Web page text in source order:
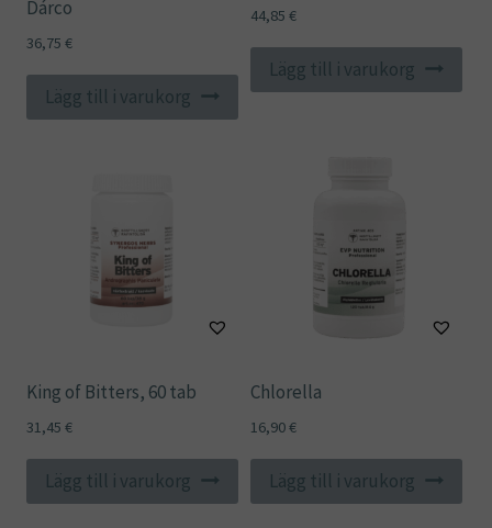
Dárco
36,75 €
Lägg till i varukorg
44,85 €
Lägg till i varukorg
King of Bitters, 60 tab
31,45 €
Lägg till i varukorg
Chlorella
16,90€
Lägg till i varukorg